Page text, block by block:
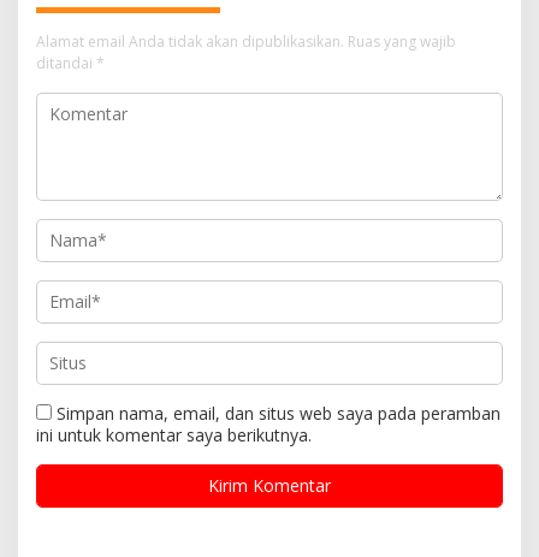
Alamat email Anda tidak akan dipublikasikan. Ruas yang wajib
ditandai *
Simpan nama, email, dan situs web saya pada peramban
ini untuk komentar saya berikutnya.